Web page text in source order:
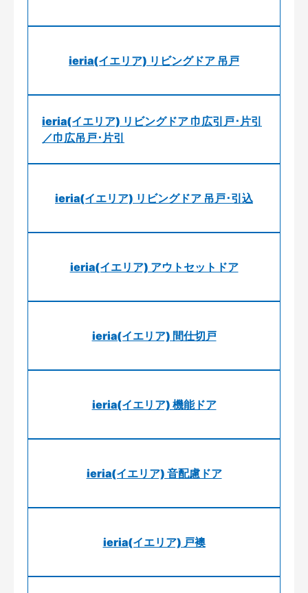
ieria(イエリア) リビングドア 吊戸
ieria(イエリア) リビングドア 巾広引戸･片引
／巾広吊戸･片引
ieria(イエリア) リビングドア 吊戸･引込
ieria(イエリア) アウトセットドア
ieria(イエリア) 間仕切戸
ieria(イエリア) 機能ドア
ieria(イエリア) 音配慮ドア
ieria(イエリア) 戸襖